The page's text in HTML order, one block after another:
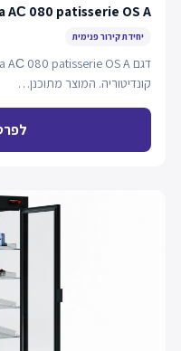
AС 080 patisserie OS A
יחידת קירור פנימית
קונדיטוריה. המוצר מתוכנן…